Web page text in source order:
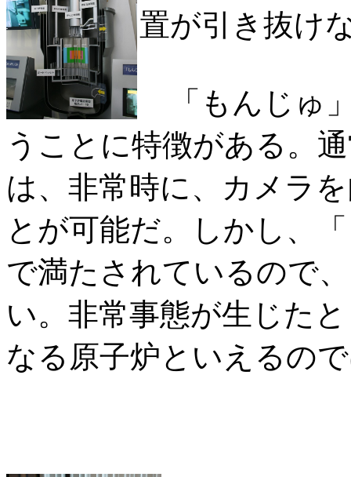
置が引き抜け
「もんじゅ
うことに特徴がある。
は、非常時に、カメラ
とが可能だ。しかし、
で満たされているので
い。非常事態が生じた
なる原子炉といえるの